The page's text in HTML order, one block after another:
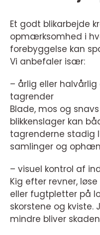
Et godt blikarbejde
opmærksomhed i
forebyggelse kan
Vi anbefaler især:
– årlig eller
tagrender
Blade, mos og
blikkenslager kan
tagrenderne stadig
samlinger og
– visuel kontrol af
Kig efter revner,
eller fugtpletter på
skorstene og kviste.
mindre bliver